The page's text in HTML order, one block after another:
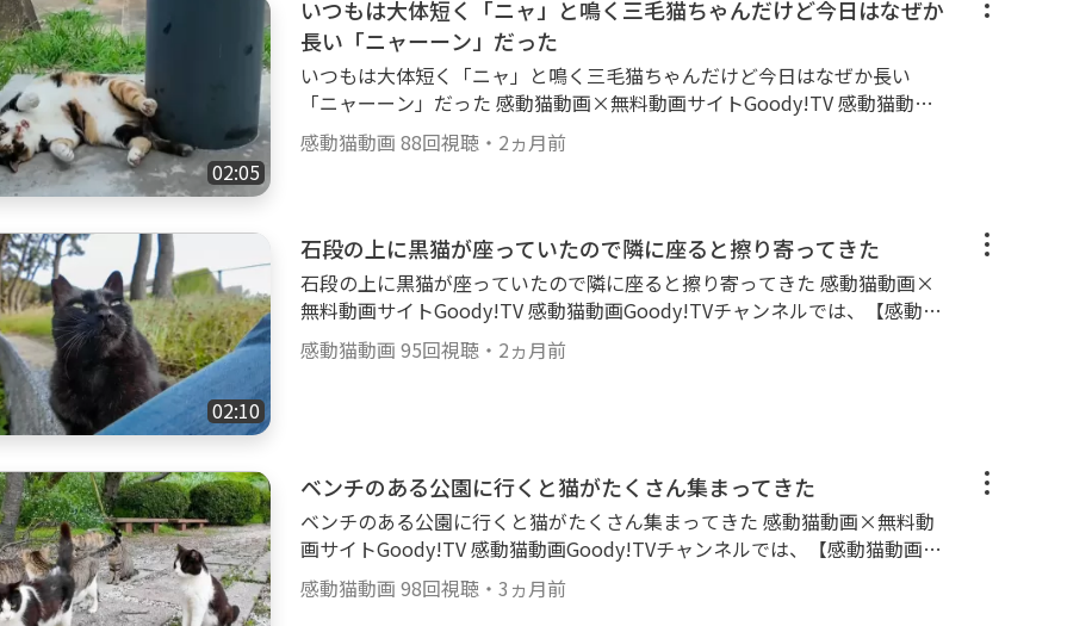
r： httpstwitter.comkandounekodouga Instagram： httpswww.instagra
m.comkandounekodouga Facebook： httpswww.facebook.com%E6%8
4%9F%E5%8B%95%E7%8C%AB%E5%8B%95%E7%94%BB-182772309
090073 TikTok： httpswww.tiktok.com@kandounekodouga
訪問します。 三毛猫、黒猫、茶トラ、ブチ猫、黒ブチ、白ブチ、サバト
ラ、縞模様と多種多様な猫ちゃん達が大集合！ ゴロゴロ、ナデナデ、ゴロ
ンゴロン。カワイイかわいい猫ちゃん・子猫ちゃんがいっぱいモフられにや
ってきます。 ナデナデするとゴロゴロ喉を鳴らす、膝の上に乗ってくる、
猫の爪とぎ、ねこじゃらし、雨の日の子猫達等、可愛い癒され猫動画がいっ
Instagram： httpswww.instagram.comkandounekodouga Facebook： ht
tpswww.facebook.com%E6%84%9F%E5%8B%95%E7%8C%AB%E5%8
B%95%E7%94%BB-182772309090073 TikTok： httpswww.tiktok.com
@kandounekodouga
02:05
いつもは大体短く「ニャ」と鳴く三毛猫ちゃんだけど今日はなぜか
長い「ニャーーン」だった
いつもは大体短く「ニャ」と鳴く三毛猫ちゃんだけど今日はなぜか長い
「ニャーーン」だった 感動猫動画×無料動画サイトGoody!TV 感動猫動画G
oody!TVチャンネルでは、【感動猫動画Special Selection】と称して昔の
感動猫動画の再アップロードも行ってます。 ぜひご覧ください。 httpsgoo
■■■■■ 野良猫探索ぶらり散歩を中心に、猫島等もよく訪問します。 三
毛猫、黒猫、茶トラ、ブチ猫、黒ブチ、白ブチ、サバトラ、縞模様と多種多
様な猫ちゃん達が大集合！ ゴロゴロ、ナデナデ、ゴロンゴロン。カワイイ
かわいい猫ちゃん・子猫ちゃんがいっぱいモフられにやってきます。 ナデ
ナデするとゴロゴロ喉を鳴らす、膝の上に乗ってくる、猫の爪とぎ、ねこじ
www.instagram.comkandounekodouga Facebook： httpswww.faceboo
k.com%E6%84%9F%E5%8B%95%E7%8C%AB%E5%8B%95%E7%94%B
B-182772309090073 TikTok： httpswww.tiktok.com@kandounekodoug
感動猫動画 88回視聴 ・ 2ヵ月前
02:10
石段の上に黒猫が座っていたので隣に座ると擦り寄ってきた
石段の上に黒猫が座っていたので隣に座ると擦り寄ってきた 感動猫動画×
無料動画サイトGoody!TV 感動猫動画Goody!TVチャンネルでは、【感動猫
動画Special Selection】と称して昔の感動猫動画の再アップロードも行っ
てます。 ぜひご覧ください。 httpsgoody-tv.onlinechannel3 ■■■■■■
ブチ、白ブチ、サバトラ、縞模様と多種多様な猫ちゃん達が大集合！ ゴロ
ゴロ、ナデナデ、ゴロンゴロン。カワイイかわいい猫ちゃん・子猫ちゃんが
いっぱいモフられにやってきます。 ナデナデするとゴロゴロ喉を鳴らす、
膝の上に乗ってくる、猫の爪とぎ、ねこじゃらし、雨の日の子猫達等、可愛
い癒され猫動画がいっぱいです。 httpsgoody-tv.onlinechannel3 ■■■■
感動猫動画 95回視聴 ・ 2ヵ月前
ベンチのある公園に行くと猫がたくさん集まってきた
ベンチのある公園に行くと猫がたくさん集まってきた 感動猫動画×無料動
画サイトGoody!TV 感動猫動画Goody!TVチャンネルでは、【感動猫動画Sp
ecial Selection】と称して昔の感動猫動画の再アップロードも行ってます。
ぜひご覧ください。 httpsgoody-tv.onlinechannel3 ■■■■■■■■■■
感動猫動画 98回視聴 ・ 3ヵ月前